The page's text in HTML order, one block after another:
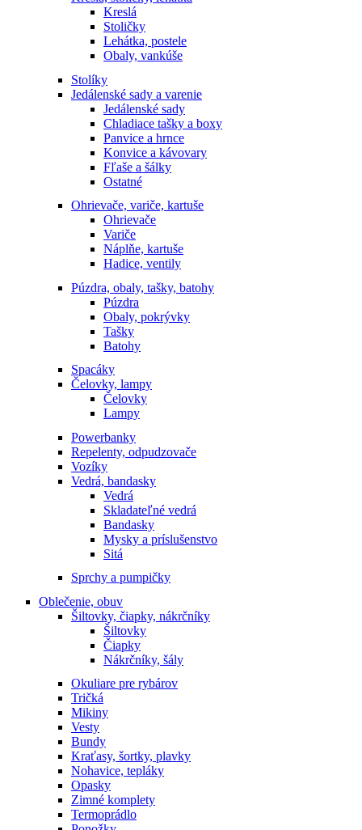
Kreslá
Stoličky
Lehátka, postele
Obaly, vankúše
Stolíky
Jedálenské sady a varenie
Jedálenské sady
Chladiace tašky a boxy
Panvice a hrnce
Konvice a kávovary
Fľaše a šálky
Ostatné
Ohrievače, variče, kartuše
Ohrievače
Variče
Náplňe, kartuše
Hadice, ventily
Púzdra, obaly, tašky, batohy
Púzdra
Obaly, pokrývky
Tašky
Batohy
Spacáky
Čelovky, lampy
Čelovky
Lampy
Powerbanky
Repelenty, odpudzovače
Vozíky
Vedrá, bandasky
Vedrá
Skladateľné vedrá
Bandasky
Mysky a príslušenstvo
Sitá
Sprchy a pumpičky
Oblečenie, obuv
Šiltovky, čiapky, nákrčníky
Šiltovky
Čiapky
Nákrčníky, šály
Okuliare pre rybárov
Tričká
Mikiny
Vesty
Bundy
Kraťasy, šortky, plavky
Nohavice, tepláky
Opasky
Zimné komplety
Termoprádlo